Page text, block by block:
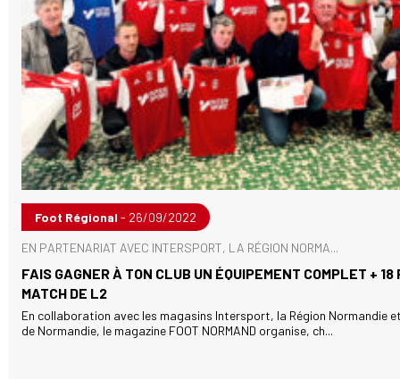
Foot Régional - 26/09/2022
EN PARTENARIAT AVEC INTERSPORT, LA RÉGION NORMA...
FAIS GAGNER À TON CLUB UN ÉQUIPEMENT COMPLET + 18
MATCH DE L2
En collaboration avec les magasins Intersport, la Région Normandie
de Normandie, le magazine FOOT NORMAND organise, ch...